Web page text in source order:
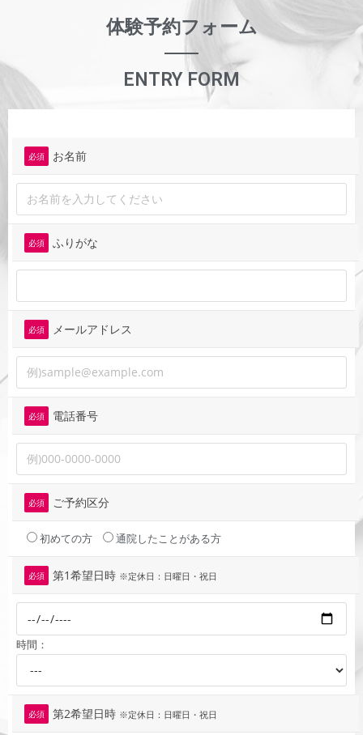
体験予約フォーム
ENTRY FORM
必須 お名前
必須 ふりがな
必須 メールアドレス
必須 電話番号
必須 ご予約区分
初めての方 通院したことがある方
必須 第1希望日時 ※定休日：日曜日・祝日
時間：
必須 第2希望日時 ※定休日：日曜日・祝日